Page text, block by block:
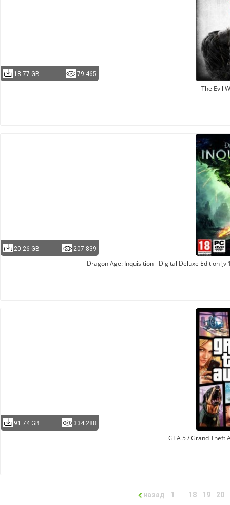
18.77 GB 79 465
The Evil
20.26 GB 207 839
Dragon Age: Inquisition - Digital Deluxe Edition [v
91.74 GB 334 288
GTA 5 / Grand Theft
назад 1 18 19 20